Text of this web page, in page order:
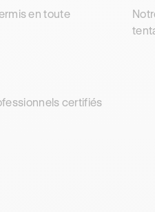
en toute
certifiés